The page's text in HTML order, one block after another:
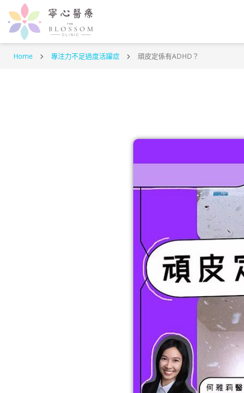
Home 專注力不足過度活躍症 頑皮定係有ADHD？